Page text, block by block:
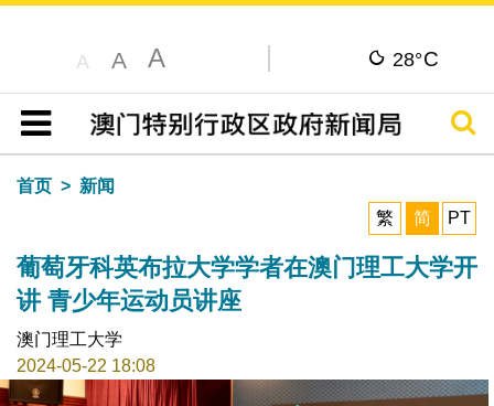
A A A 28°C
目录
搜寻
首页
新闻
繁
简 PT
葡萄牙科英布拉大学学者在澳门理工大学开
讲 青少年运动员讲座
澳门理工大学
2024-05-22 18:08